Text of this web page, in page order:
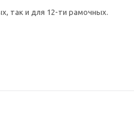
так и для 12-ти рамочных.